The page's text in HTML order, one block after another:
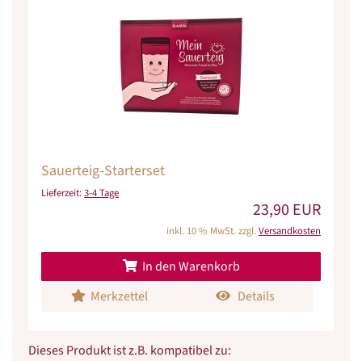
Sauerteig-Starterset
Lieferzeit:3-4 Tage
23,90 EUR
inkl. 10 % MwSt. zzgl.Versandkosten
In den Warenkorb
Merkzettel
Details
Dieses Produkt ist z.B. kompatibel zu: